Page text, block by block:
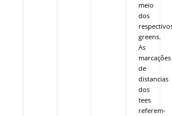
meio
dos
greens.
As
marcações
de
distancias
dos
tees
referem-